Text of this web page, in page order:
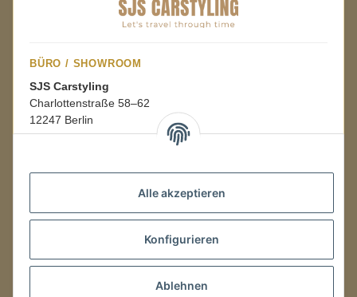
Alle akzeptieren
Konfigurieren
Ablehnen
BÜRO / SHOWROOM
SJS Carstyling
Charlottenstraße 58–62
12247 Berlin
08:00–16:00 Uhr
LAGER / RETOUREN
Packmonster Fulfillment
SJS Carstyling Lager